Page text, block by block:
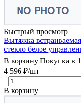
Быстрый просмотр
Вытяжка
стекло белое
В корзину Покупка в
4 596 ₽/шт
-
В корзину